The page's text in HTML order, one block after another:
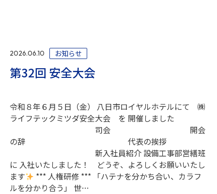
2026.06.10 お知らせ
第32回 安全大会
令和８年６月５日（金） 八日市ロイヤルホテルにて ㈱
ライフテックミツダ安全大会 を 開催しました
司会 開会
の辞 代表の挨拶
新入社員紹介 設備工事部営繕班
に 入社いたしました！ どうぞ、よろしくお願いいたし
ます
*** 人権研修 *** 「ハテナを分かち合い、カラフ
ルを分かり合う」 世…